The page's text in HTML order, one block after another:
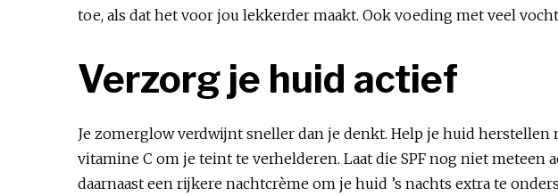
toe, als dat het voor jou lekkerder maakt. Ook voeding met veel
Verzorg je huid actief
Je zomerglow verdwijnt sneller dan je denkt. Help je huid
vitamine C om je teint te verhelderen. Laat die SPF nog niet
daarnaast een rijkere nachtcrème om je huid ’s nachts extra te